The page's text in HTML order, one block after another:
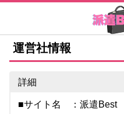
運営社情報
詳細
■サイト名 ：派遣Best